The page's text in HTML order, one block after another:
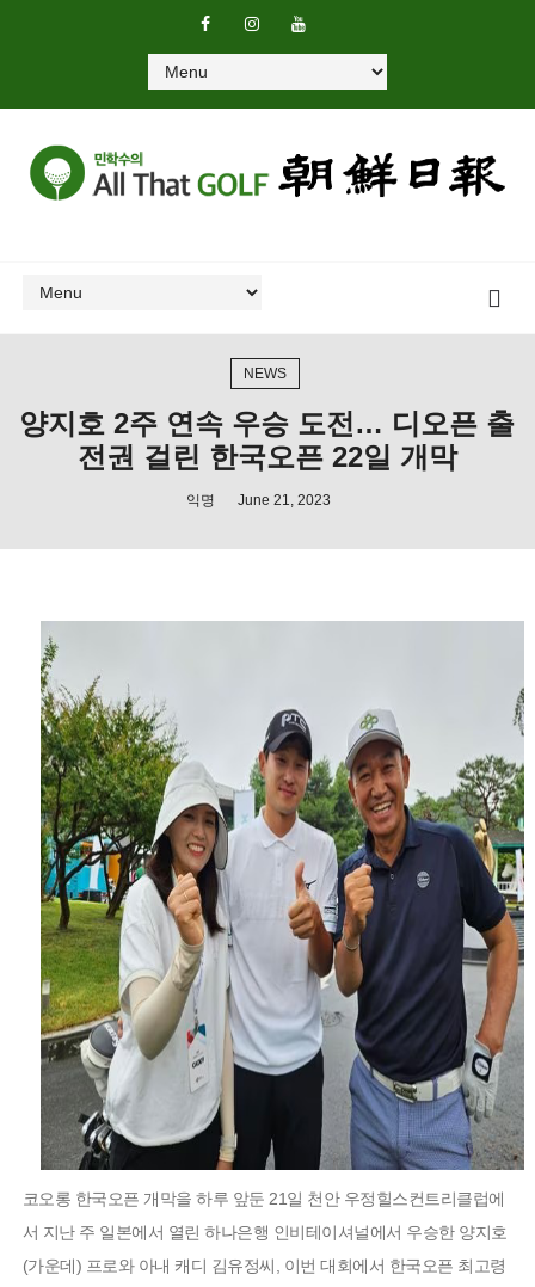
NEWS
양지호 2주 연속 우승 도전… 디오픈 출
전권 걸린 한국오픈 22일 개막
익명 June 21, 2023
코오롱 한국오픈 개막을 하루 앞둔 21일 천안 우정힐스컨트리클럽에
서 지난 주 일본에서 열린 하나은행 인비테이셔널에서 우승한 양지호
(가운데) 프로와 아내 캐디 김유정씨, 이번 대회에서 한국오픈 최고령